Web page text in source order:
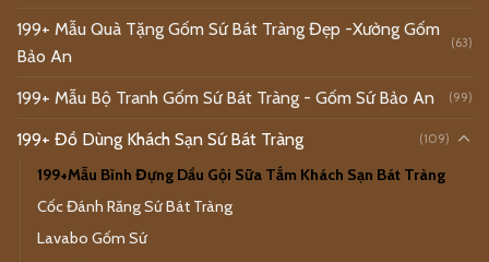
199+ Mẫu Quà Tặng Gốm Sứ Bát Tràng Đẹp -Xưởng Gốm
Bảo An
(63)
199+ Mẫu Bộ Tranh Gốm Sứ Bát Tràng - Gốm Sứ Bảo An (99)
199+ Đồ Dùng Khách Sạn Sứ Bát Tràng (109)
199+Mẫu Bình Đựng Dầu Gội Sữa Tắm Khách Sạn Bát Tràng
Cốc Đánh Răng Sứ Bát Tràng
Lavabo Gốm Sứ